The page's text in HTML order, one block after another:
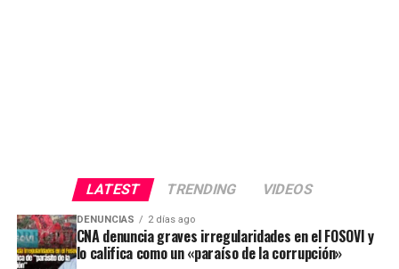
LATEST TRENDING VIDEOS
DENUNCIAS 2 días ago
CNA denuncia graves irregularidades en el FOSOVI y
lo califica como un «paraíso de la corrupción»